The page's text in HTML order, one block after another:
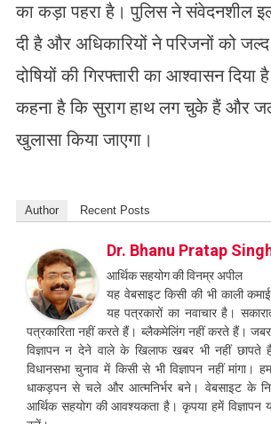
का कड़ा पहरा है। पुलिस ने संवेदनशील
दी है और अधिकारियों ने परिजनों को
दोषियों की गिरफ्तारी का आश्वासन
कहना है कि सुराग हाथ लग चुके हैं और
खुलासा किया जाएगा।
Author Recent Posts
Dr. Bhanu Pratap
आर्थिक सहयोग की विनम्र अपील
यह वेबसाइट किसी की भी काली कमाई
यह पत्रकारों का नवाचार है।
पत्रकारिता नहीं करते हैं। ब्लैकमेलिंग नहीं करते हैं।
विज्ञापन न देने वाले के खिलाफ खबर भी नहीं
विधानसभा चुनाव में किसी से भी विज्ञापन नहीं मांगा।
धाकड़पन से चले और आत्मनिर्भर बने। वेबसाइट के
आर्थिक सहयोग की आवश्यकता है। कृपया हमें विज्ञापन